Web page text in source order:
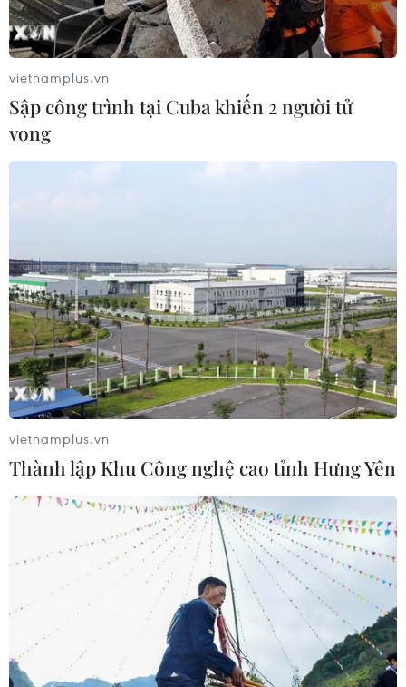
16/12/2021 03:19
Tính đến tháng 11/2021, giới chức Liên minh châu Âu đã
bắt giữ hơn 184.000 người di cư tìm cách vượt biên trái
phép vào khối này.
vietnamplus.vn
Sập công trình tại Cuba khiến 2 người tử
vong
vietnamplus.vn
Thành lập Khu Công nghệ cao tỉnh Hưng Yên